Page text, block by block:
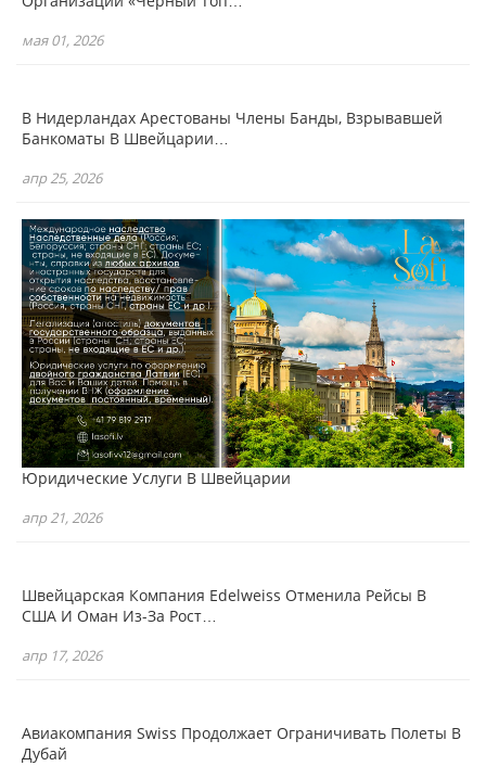
мая 01, 2026
В Нидерландах Арестованы Члены Банды, Взрывавшей
Банкоматы В Швейцарии…
апр 25, 2026
Юридические Услуги В Швейцарии
апр 21, 2026
Швейцарская Компания Edelweiss Отменила Рейсы В
США И Оман Из-За Рост…
апр 17, 2026
Авиакомпания Swiss Продолжает Ограничивать Полеты В
Дубай